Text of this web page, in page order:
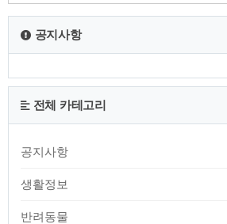
공지사항
전체 카테고리
공지사항
생활정보
반려동물